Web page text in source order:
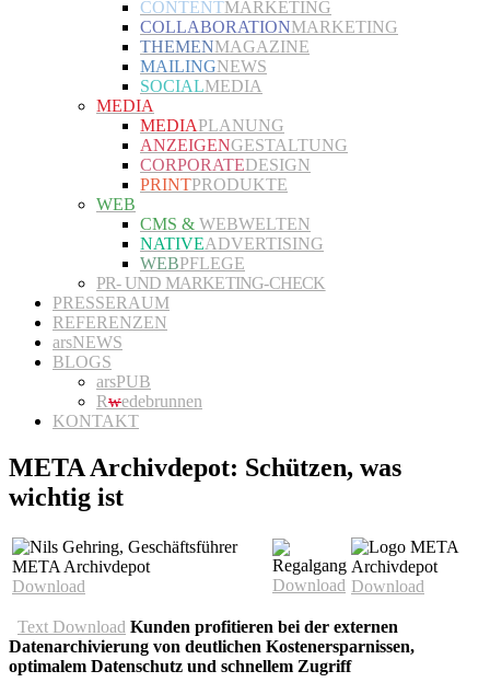
CONTENTMARKETING
COLLABORATIONMARKETING
THEMENMAGAZINE
MAILINGNEWS
SOCIALMEDIA
MEDIA
MEDIAPLANUNG
ANZEIGENGESTALTUNG
CORPORATEDESIGN
PRINTPRODUKTE
WEB
CMS & WEBWELTEN
NATIVEADVERTISING
WEBPFLEGE
PR- UND MARKETING-CHECK
PRESSERAUM
REFERENZEN
arsNEWS
BLOGS
arsPUB
Rwedebrunnen
KONTAKT
META Archivdepot: Schützen, was
wichtig ist
Download Download Download
Text Download Kunden profitieren bei der externen
Datenarchivierung von deutlichen Kostenersparnissen,
optimalem Datenschutz und schnellem Zugriff